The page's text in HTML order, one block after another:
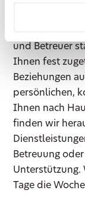
blickt auf
und Betreuer
Ihnen fest
Beziehungen
persönlichen,
Ihnen nach
finden wir
Betreuung
Unterstützung.
Tage die